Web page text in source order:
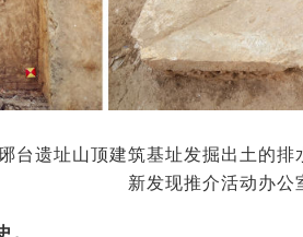
台遗址山顶建筑基址发掘出土的
新发现推介活动办公
。